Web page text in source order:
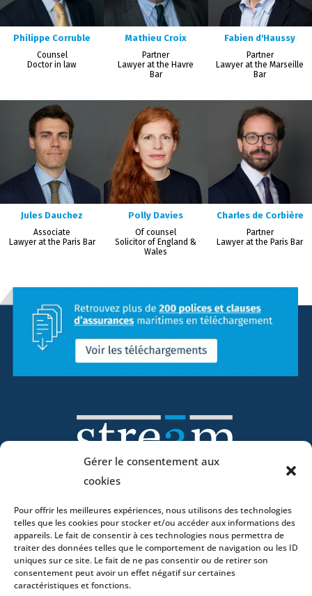
Gérer le consentement aux
cookies
Pour offrir les meilleures expériences, nous utilisons des technologies
telles que les cookies pour stocker et/ou accéder aux informations des
appareils. Le fait de consentir à ces technologies nous permettra de
traiter des données telles que le comportement de navigation ou les ID
uniques sur ce site. Le fait de ne pas consentir ou de retirer son
consentement peut avoir un effet négatif sur certaines
caractéristiques et fonctions.
Philippe Corruble
Counsel
Doctor in law
Mathieu Croix
Partner
Lawyer at the Havre
Bar
Fabien d'Haussy
Partner
Lawyer at the Marseille
Bar
Jules Dauchez
Associate
Lawyer at the Paris Bar
Polly Davies
Of counsel
Solicitor of England &
Wales
Charles de Corbière
Partner
Lawyer at the Paris Bar
Home
DNA
Activities
Lawyers